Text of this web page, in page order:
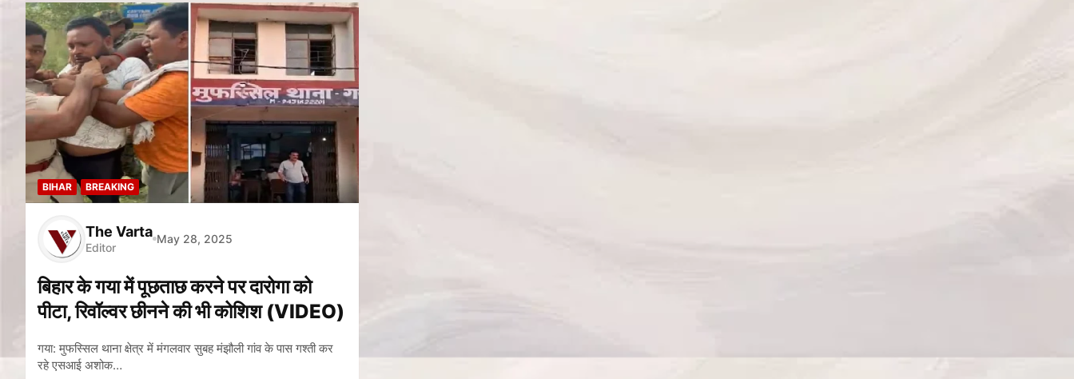
BIHAR BREAKING
The Varta
Editor
May 28, 2025
बिहार के गया में पूछताछ करने पर दारोगा को
पीटा, रिवॉल्वर छीनने की भी कोशिश (VIDEO)
गया: मुफस्सिल थाना क्षेत्र में मंगलवार सुबह मंझौली गांव के पास गश्ती कर
रहे एसआई अशोक…